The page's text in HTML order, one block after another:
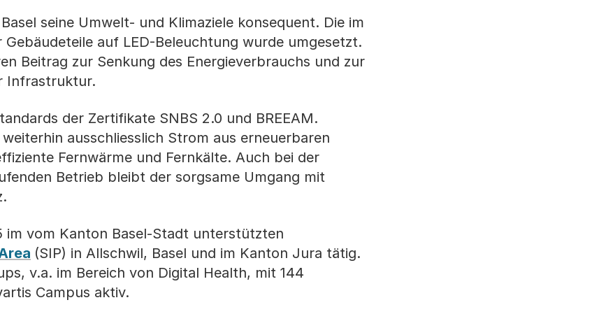
seine Umwelt- und Klimaziele konsequent. Die im
auf LED-Beleuchtung wurde umgesetzt.
Beitrag zur Senkung des Energieverbrauchs und zur
Infrastruktur.
der Zertifikate SNBS 2.0 und BREEAM.
ausschliesslich Strom aus erneuerbaren
Fernwärme und Fernkälte. Auch bei der
Betrieb bleibt der sorgsame Umgang mit
im vom Kanton Basel-Stadt unterstützten
(SIP) in Allschwil, Basel und im Kanton Jura tätig.
v.a. im Bereich von Digital Health, mit 144
Campus aktiv.